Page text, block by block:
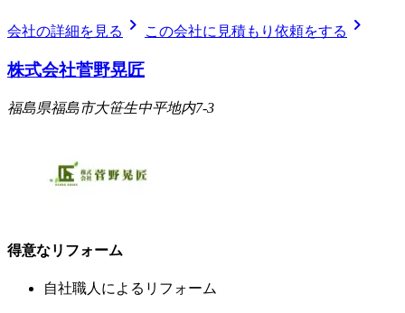
会社の詳細を見る chevron_right この会社に見積もり依頼をする chevron_right
株式会社菅野晃匠
福島県福島市大笹生中平地内7-3
得意なリフォーム
自社職人によるリフォーム